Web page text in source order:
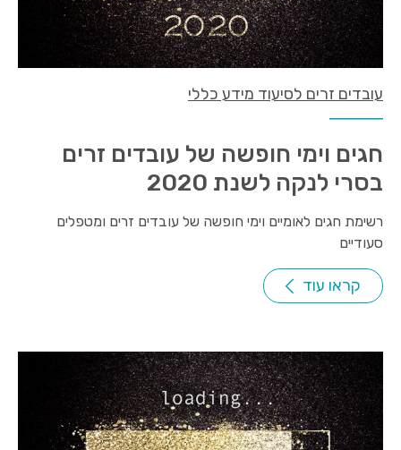
עובדים זרים לסיעוד מידע כללי
חגים וימי חופשה של עובדים זרים
בסרי לנקה לשנת 2020
רשימת חגים לאומיים וימי חופשה של עובדים זרים ומטפלים
סעודיים
קראו עוד